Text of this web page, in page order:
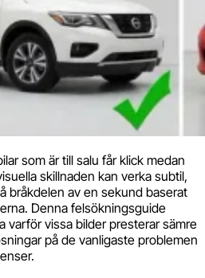
som är till salu får klick medan
skillnaden kan verka subtil,
bråkdelen av en sekund baserat
Denna felsökningsguide
varför vissa bilder presterar sämre
på de vanligaste problemen